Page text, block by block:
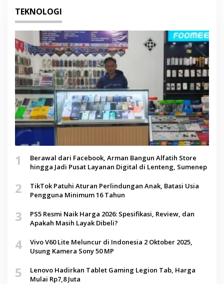
TEKNOLOGI
1
Berawal dari Facebook, Arman Bangun Alfatih Store
hingga Jadi Pusat Layanan Digital di Lenteng, Sumenep
2
TikTok Patuhi Aturan Perlindungan Anak, Batasi Usia
Pengguna Minimum 16 Tahun
3
PS5 Resmi Naik Harga 2026: Spesifikasi, Review, dan
Apakah Masih Layak Dibeli?
4
Vivo V60 Lite Meluncur di Indonesia 2 Oktober 2025,
Usung Kamera Sony 50 MP
5
Lenovo Hadirkan Tablet Gaming Legion Tab, Harga
Mulai Rp7,8 Juta